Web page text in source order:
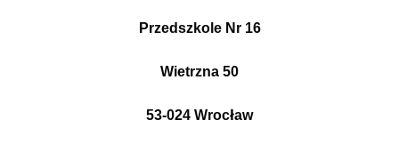
Przedszkole Nr 16
Wietrzna 50
53-024 Wrocław